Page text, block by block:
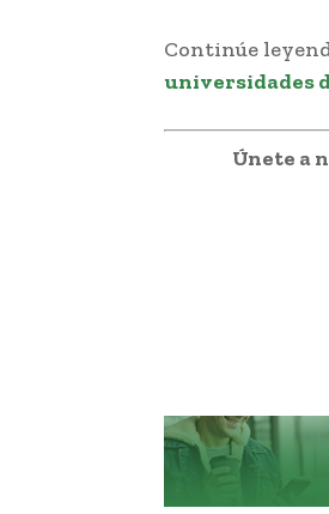
Continúe
universidades
Únete a